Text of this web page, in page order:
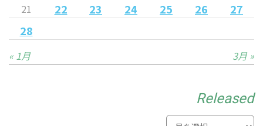
21
22 23 24 25 26
27
28
« 1月 3月 »
Released